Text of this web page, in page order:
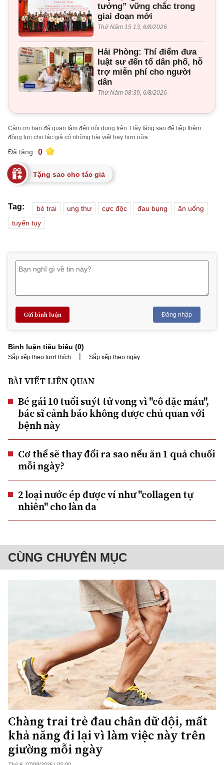
tưởng” vững chắc trong
giai đoạn mới
Thứ Năm 15:13, 6/8/2026
Hải Phòng: Thí điểm đưa
luật sư đến tổ dân phố, hỗ
trợ miễn phí cho người
dân
Thứ Năm 08:39, 6/8/2026
Cảm ơn bạn đã quan tâm đến nội dung trên. Hãy tặng sao để tiếp thêm
động lực cho tác giả có những bài viết hay hơn nữa.
Đã tặng: 0
Tặng sao cho tác giả
Tag: bé trai ung thư cực độc đau bụng
ăn uống
tuyến tụy
Gửi bình luận Đăng nhập
Bình luận tiêu biểu (0)
Sắp xếp theo lượt thích | Sắp xếp theo ngày
BÀI VIẾT LIÊN QUAN
Bé gái 10 tuổi suýt tử vong vì "cô đặc máu",
bác sĩ cảnh báo không được chủ quan với
bệnh này
Cơ thể sẽ thay đổi ra sao nếu ăn 1 quả chuối
mỗi ngày?
2 loại nước ép được ví như "collagen tự
nhiên" cho làn da
CÙNG CHUYÊN MỤC
Chàng trai trẻ đau chân dữ dội, mất
khả năng đi lại vì làm việc này trên
giường mỗi ngày